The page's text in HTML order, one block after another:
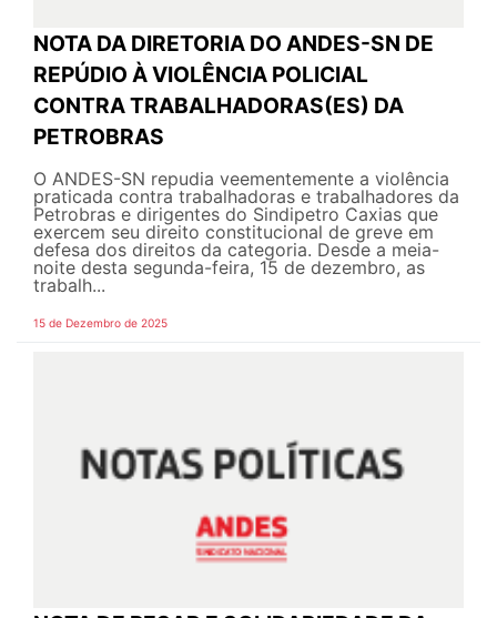
NOTA DA DIRETORIA DO ANDES-SN DE
REPÚDIO À VIOLÊNCIA POLICIAL
CONTRA TRABALHADORAS(ES) DA
PETROBRAS
O ANDES-SN repudia veementemente a violência
praticada contra trabalhadoras e trabalhadores da
Petrobras e dirigentes do Sindipetro Caxias que
exercem seu direito constitucional de greve em
defesa dos direitos da categoria. Desde a meia-
noite desta segunda-feira, 15 de dezembro, as
trabalh...
15 de Dezembro de 2025